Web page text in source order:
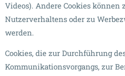
Videos). Andere Cookies können
Nutzerverhaltens oder zu
werden.
Cookies, die zur Durchführung
Kommunikationsvorgangs, zur